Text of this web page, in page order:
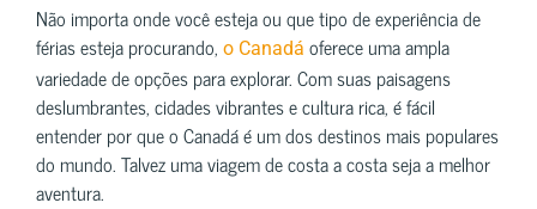
Não importa onde você esteja ou que tipo de experiência de
férias esteja procurando, o Canadá oferece uma ampla
variedade de opções para explorar. Com suas paisagens
deslumbrantes, cidades vibrantes e cultura rica, é fácil
entender por que o Canadá é um dos destinos mais populares
do mundo. Talvez uma viagem de costa a costa seja a melhor
aventura.